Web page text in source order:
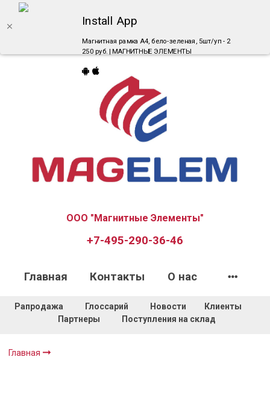
Install App
Магнитная рамка А4, бело-зеленая, 5шт/уп - 2
250 руб. | МАГНИТНЫЕ ЭЛЕМЕНТЫ
ООО "Магнитные Элементы"
+7-495-290-36-46
Главная Контакты О нас
Рапродажа Глоссарий Новости
Клиенты
Партнеры
Поступления на склад
Главная